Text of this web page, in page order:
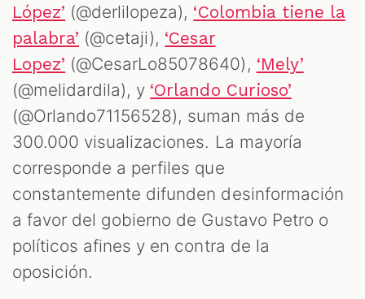
López’ (@derlilopeza), ‘Colombia tiene la
palabra’ (@cetaji), ‘Cesar
Lopez’ (@CesarLo85078640), ‘Mely’
(@melidardila), y ‘Orlando Curioso’
(@Orlando71156528), suman más de
300.000 visualizaciones. La mayoría
corresponde a perfiles que
constantemente difunden desinformación
a favor del gobierno de Gustavo Petro o
políticos afines y en contra de la
oposición.